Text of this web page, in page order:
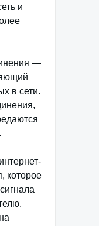
и
—
в сети.
которое